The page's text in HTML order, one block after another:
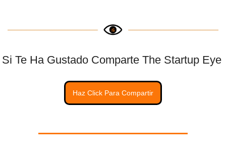
Si Te Ha Gustado Comparte The Startup Eye
Haz Click Para Compartir